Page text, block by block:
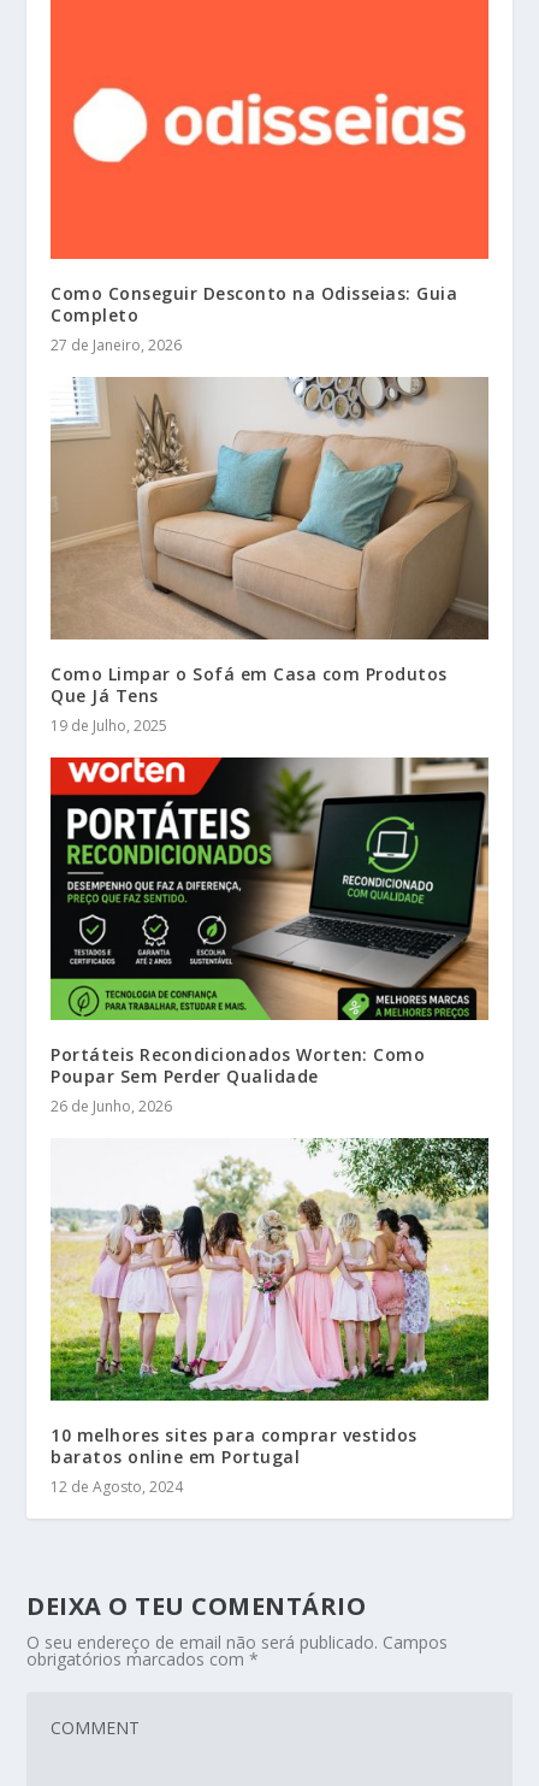
Como Conseguir Desconto na Odisseias: Guia
Completo
27 de Janeiro, 2026
Como Limpar o Sofá em Casa com Produtos
Que Já Tens
19 de Julho, 2025
Portáteis Recondicionados Worten: Como
Poupar Sem Perder Qualidade
26 de Junho, 2026
10 melhores sites para comprar vestidos
baratos online em Portugal
12 de Agosto, 2024
DEIXA O TEU COMENTÁRIO
O seu endereço de email não será publicado. Campos
obrigatórios marcados com*